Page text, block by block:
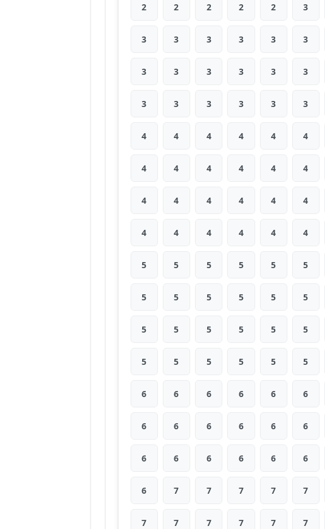
2 2 2 2 2 3
3 3 3 3 3 3
3 3 3 3 3 3
3 3 3 3 3 3
4 4 4 4 4 4
4 4 4 4 4 4
4 4 4 4 4 4
4 4 4 4 4 4
5 5 5 5 5 5
5 5 5 5 5 5
5 5 5 5 5 5
5 5 5 5 5 5
6 6 6 6 6 6
6 6 6 6 6 6
6 6 6 6 6 6
6 7 7 7 7 7
7 7 7 7 7 7